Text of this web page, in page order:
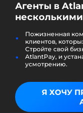
Агенты в
Пожизненная
клиентов,
Стройте свой
AtlantPay, и
усмотрению.
Я ХОЧУ